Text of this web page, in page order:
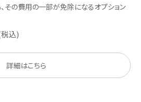
その費用の一部が免除になるオプション
税込)
詳細はこちら